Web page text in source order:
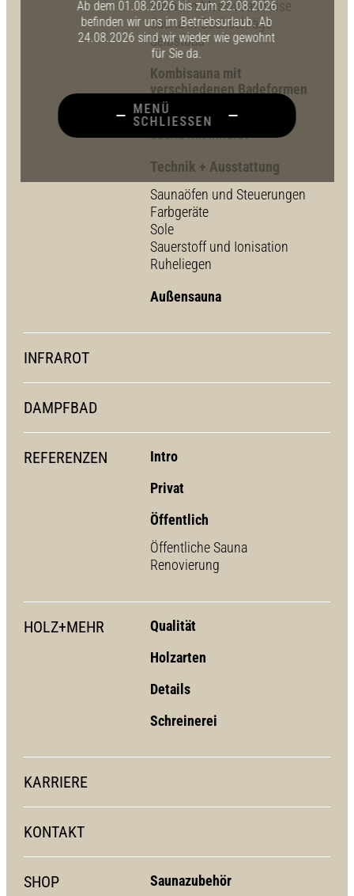
Sauna in Massivbauweise
Sauna in Dachschräge
Selbstbau
Kombisauna mit
verschiedenen Badeformen
Feuchte Sauna
Sauna mit Infrarot
Technik + Ausstattung
Saunaöfen und Steuerungen
Farbgeräte
Sole
Sauerstoff und Ionisation
Ruheliegen
Außensauna
INFRAROT
DAMPFBAD
REFERENZEN
Intro
Privat
Öffentlich
Öffentliche Sauna
Renovierung
HOLZ+MEHR
Qualität
Holzarten
Details
Schreinerei
KARRIERE
KONTAKT
SHOP
Saunazubehör
Ab dem 01.08.2026 bis zum 22.08.2026
befinden wir uns im Betriebsurlaub. Ab
24.08.2026 sind wir wieder wie gewohnt
für Sie da.
MENÜ
SCHLIESSEN